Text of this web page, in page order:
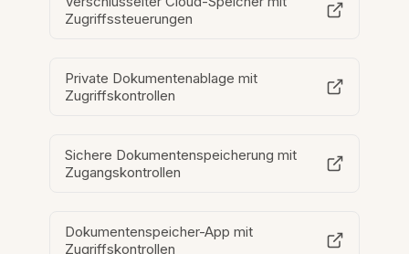
Zugriffssteuerungen
Private Dokumentenablage mit
Zugriffskontrollen
Sichere Dokumentenspeicherung mit
Zugangskontrollen
Dokumentenspeicher-App mit
Zugriffskontrollen